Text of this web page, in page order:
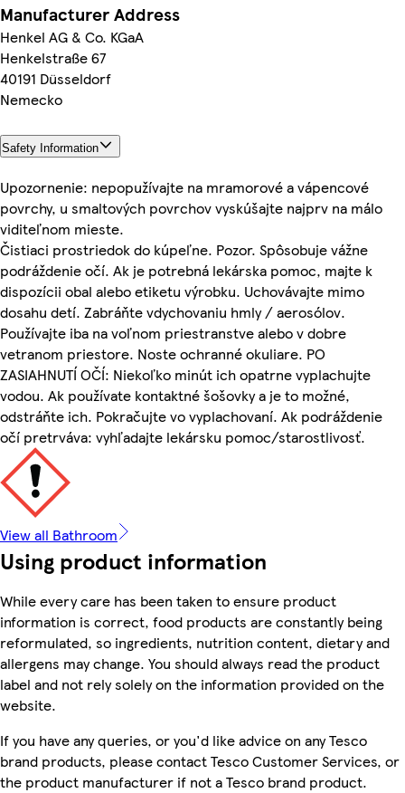
Manufacturer Address
Henkel AG & Co. KGaA
Henkelstraße 67
40191 Düsseldorf
Nemecko
Safety Information
Upozornenie: nepopužívajte na mramorové a vápencové
povrchy, u smaltových povrchov vyskúšajte najprv na málo
viditeľnom mieste.
Čistiaci prostriedok do kúpeľne. Pozor. Spôsobuje vážne
podráždenie očí. Ak je potrebná lekárska pomoc, majte k
dispozícii obal alebo etiketu výrobku. Uchovávajte mimo
dosahu detí. Zabráňte vdychovaniu hmly / aerosólov.
Používajte iba na voľnom priestranstve alebo v dobre
vetranom priestore. Noste ochranné okuliare. PO
ZASIAHNUTÍ OČÍ: Niekoľko minút ich opatrne vyplachujte
vodou. Ak používate kontaktné šošovky a je to možné,
odstráňte ich. Pokračujte vo vyplachovaní. Ak podráždenie
očí pretrváva: vyhľadajte lekársku pomoc/starostlivosť.
View all Bathroom
Using product information
While every care has been taken to ensure product
information is correct, food products are constantly being
reformulated, so ingredients, nutrition content, dietary and
allergens may change. You should always read the product
label and not rely solely on the information provided on the
website.
If you have any queries, or you'd like advice on any Tesco
brand products, please contact Tesco Customer Services, or
the product manufacturer if not a Tesco brand product.